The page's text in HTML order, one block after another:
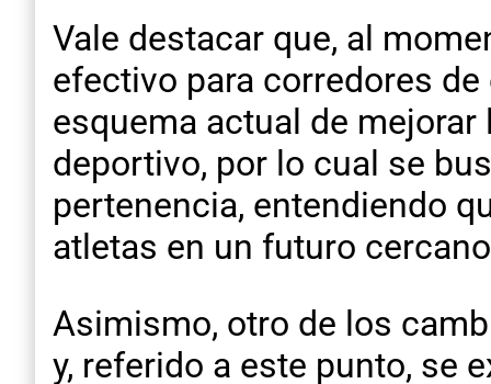
Vale destacar que, al
efectivo para corredores
esquema actual de
deportivo, por lo cual se
pertenencia, entendiendo
atletas en un futuro
Asimismo, otro de los
y, referido a este punto, se